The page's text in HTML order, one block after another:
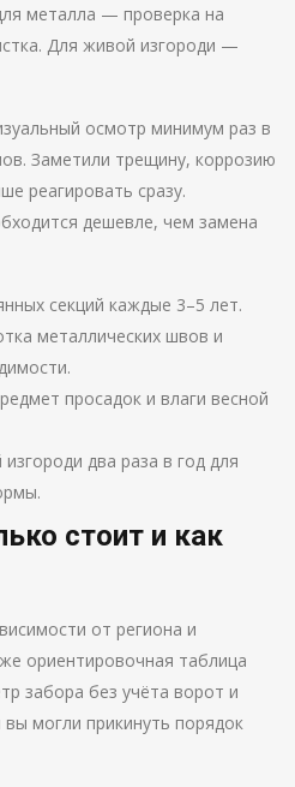
металла — проверка на
Для живой изгороди —
осмотр минимум раз в
Заметили трещину, коррозию
реагировать сразу.
дешевле, чем замена
секций каждые 3–5 лет.
металлических швов и
просадок и влаги весной
два раза в год для
стоит и как
от региона и
ориентировочная таблица
забора без учёта ворот и
могли прикинуть порядок